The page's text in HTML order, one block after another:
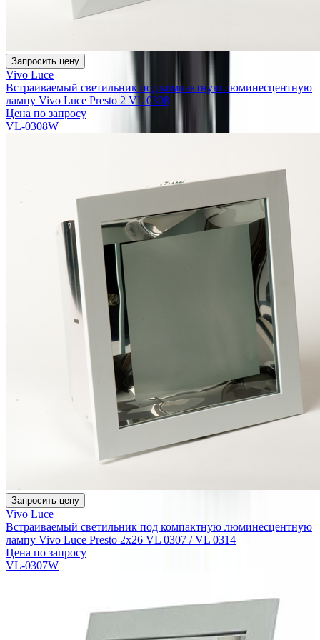
Запросить цену
Vivo Luce
Встраиваемый светильник под компактную люминесцентную
лампу Vivo Luce Presto 2 VL 0308
Цена по запросу
VL-0308W
Запросить цену
Vivo Luce
Встраиваемый светильник под компактную люминесцентную
лампу Vivo Luce Presto 2x26 VL 0307 / VL 0314
Цена по запросу
VL-0307W